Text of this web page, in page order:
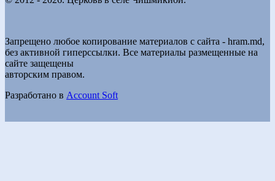
Запрещено любое копирование материалов с сайта - hram.md,
без активной гиперссылки. Все материалы размещенные на
сайте защещены
авторским правом.
Разработано в Account Soft